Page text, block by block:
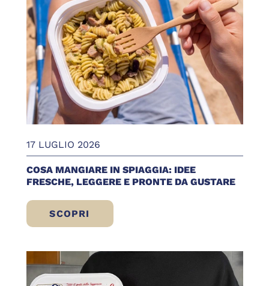
17 LUGLIO 2026
COSA MANGIARE IN SPIAGGIA: IDEE
FRESCHE, LEGGERE E PRONTE DA GUSTARE
SCOPRI
COSA MANGIARE IN SPIAGGIA: IDEE